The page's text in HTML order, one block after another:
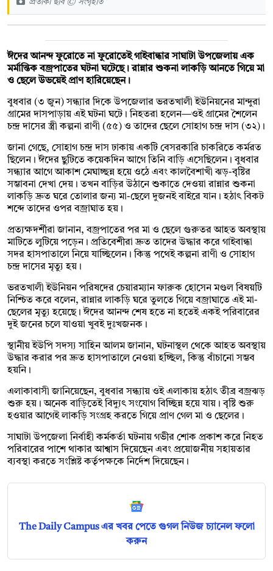
প্রতীকী ছবি © সংগৃহীত
ঈদের আনন্দ ফুরোতে না ফুরোতেই গাইবান্ধার সাঘাটা উপজেলায় এক
মর্মান্তিক বজ্রপাতের ঘটনা ঘটেছে। রান্নার শুকনা লাকড়ি আনতে গিয়ে মা
ও ছেলে উভয়েই প্রাণ হারিয়েছেন।
বুধবার (৩ জুন) সন্ধ্যার দিকে উপজেলার ভরতখালী ইউনিয়নের মান্দুরা
গ্রামের দাসপাড়ায় এই ঘটনা ঘটে। নিহতরা হলেন—ওই গ্রামের শৈলেন
চন্দ্র দাসের স্ত্রী কল্পনা রাণী (৫৫) ও তাদের ছেলে সোহাগ চন্দ্র দাস (৩২)।
জানা গেছে, সোহাগ চন্দ্র দাস ঢাকায় একটি বেসরকারি চাকরিতে কর্মরত
ছিলেন। ঈদের ছুটিতে কয়েকদিন আগে তিনি বাড়ি এসেছিলেন। বুধবার
সন্ধ্যার আগে আকাশ মেঘাচ্ছন্ন হয়ে ওঠে এবং কালবৈশাখী ঝড়-বৃষ্টির
সম্ভাবনা দেখা দেয়। তখন বাড়ির উঠানে শুকাতে দেওয়া রান্নার শুকনা
লাকড়ি দ্রুত ঘরে তোলার জন্য মা-ছেলে দুজনই বাইরে যান। হঠাৎ বিকট
শব্দে তাদের ওপর বজ্রাঘাত হয়।
প্রত্যক্ষদর্শীরা জানান, বজ্রপাতের পর মা ও ছেলে গুরুতর আহত অবস্থায়
মাটিতে লুটিয়ে পড়েন। প্রতিবেশীরা দ্রুত তাদের উদ্ধার করে গাইবান্ধা
সদর হাসপাতালে নিয়ে যাচ্ছিলেন। কিন্তু পথেই কল্পনা রাণী ও সোহাগ
চন্দ্র দাসের মৃত্যু হয়।
ভরতখালী ইউনিয়ন পরিষদের চেয়ারম্যান ফারুক হোসেন মণ্ডল বিষয়টি
নিশ্চিত করে বলেন, রান্নার লাকড়ি ঘরে তুলতে গিয়ে বজ্রাঘাতে এই মা-
ছেলের মৃত্যু হয়েছে। ঈদের আনন্দ শেষ হতে না হতেই একই পরিবারের
দুই জনের চলে যাওয়া খুবই দুঃখজনক।
স্থানীয় ইউপি সদস্য সাহিন আলম জানান, ঘটনাস্থল থেকে আহত অবস্থায়
উদ্ধার করার পর দ্রুত হাসপাতালে নেওয়া হচ্ছিল, কিন্তু বাঁচানো সম্ভব
হয়নি।
এলাকাবাসী জানিয়েছেন, বুধবার সন্ধ্যায় ওই এলাকায় হঠাৎ তীব্র বজ্রঝড়
শুরু হয়। অনেক বাড়িতেই বিদ্যুৎ সংযোগ বিচ্ছিন্ন হয়ে যায়। বৃষ্টি শুরু
হওয়ার আগেই লাকড়ি সংগ্রহ করতে গিয়ে প্রাণ গেল মা ও ছেলের।
সাঘাটা উপজেলা নির্বাহী কর্মকর্তা ঘটনায় গভীর শোক প্রকাশ করে নিহত
পরিবারের পাশে থাকার আশ্বাস দিয়েছেন এবং প্রয়োজনীয় সহায়তার
ব্যবস্থা করতে সংশ্লিষ্ট কর্তৃপক্ষকে নির্দেশ দিয়েছেন।
The Daily Campus এর খবর পেতে গুগল নিউজ চ্যানেল ফলো
করুন